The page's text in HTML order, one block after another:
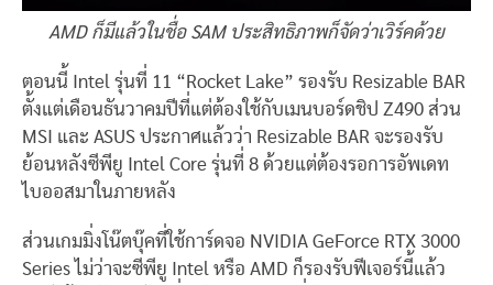
AMD ก็มีแล้วในชื่อ SAM ประสิทธิภาพก็จัดว่าเวิร์คด้วย
ตอนนี้ Intel รุ่นที่ 11 “Rocket Lake” รองรับ Resizable BAR
ตั้งแต่เดือนธันวาคมปีที่แต่ต้องใช้กับเมนบอร์ดชิป Z490 ส่วน
MSI และ ASUS ประกาศแล้วว่า Resizable BAR จะรองรับ
ย้อนหลังซีพียู Intel Core รุ่นที่ 8 ด้วยแต่ต้องรอการอัพเดท
ไบออสมาในภายหลัง
ส่วนเกมมิ่งโน๊ตบุ๊คที่ใช้การ์ดจอ NVIDIA GeForce RTX 3000
Series ไม่ว่าจะซีพียู Intel หรือ AMD ก็รองรับฟีเจอร์นี้แล้ว